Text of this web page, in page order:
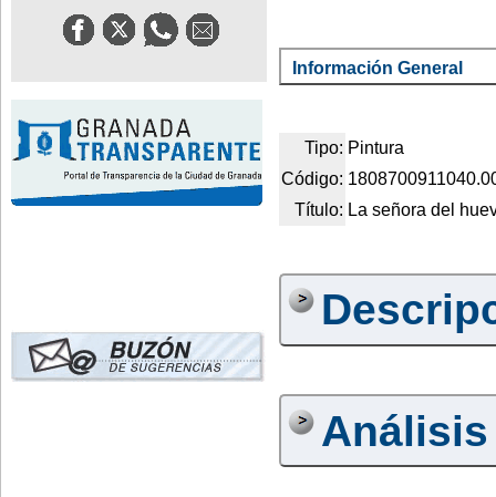
Información General
Tipo: Pintura
Código:
Título: La señora del